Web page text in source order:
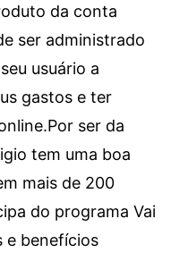
da conta
ser administrado
usuário a
gastos e ter
Por ser da
tem uma boa
mais de 200
do programa Vai
e benefícios